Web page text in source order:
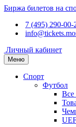
Биржа билетов на
7 (495) 290-00-
Личный кабинет
Меню
Спорт
Футбол
Все